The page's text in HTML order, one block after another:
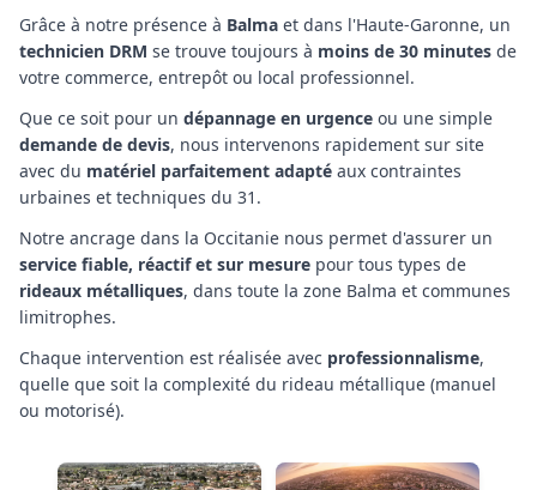
Grâce à notre présence à Balma et dans l'Haute-Garonne, un
technicien DRM se trouve toujours à moins de 30 minutes de
votre commerce, entrepôt ou local professionnel.
Que ce soit pour un dépannage en urgence ou une simple
demande de devis, nous intervenons rapidement sur site
avec du matériel parfaitement adapté aux contraintes
urbaines et techniques du 31 .
Notre ancrage dans la Occitanie nous permet d'assurer un
service fiable, réactif et sur mesure pour tous types de
rideaux métalliques, dans toute la zone Balma et communes
limitrophes.
Chaque intervention est réalisée avec professionnalisme,
quelle que soit la complexité du rideau métallique (manuel
ou motorisé).
Dépannage rideau
métallique CASTANET-
CASTANET-TOLOSAN
Dépannage rideau
CASTELGINEST
Dépannage rideau
métallique COLOMIERS